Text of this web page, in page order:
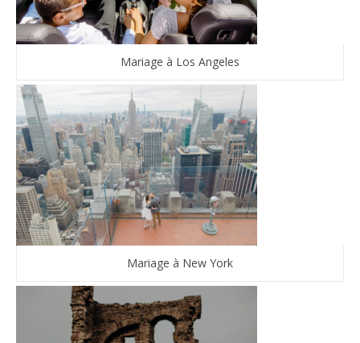
Mariage à Los Angeles
Mariage à New York